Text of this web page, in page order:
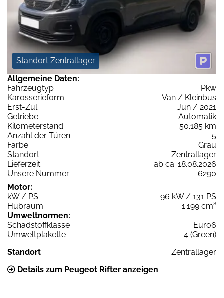
Standort Zentrallager
Allgemeine Daten:
Fahrzeugtyp
Pkw
Karosserieform
Van / Kleinbus
Erst-Zul.
Jun / 2021
Getriebe
Automatik
Kilometerstand
50.185 km
Anzahl der Türen
5
Farbe
Grau
Standort
Zentrallager
Lieferzeit
ab ca. 18.08.2026
Unsere Nummer
6290
Motor:
kW / PS
96 kW / 131 PS
Hubraum
1.199 cm³
Umweltnormen:
Schadstoffklasse
Euro6
Umweltplakette
4 (Green)
Standort
Zentrallager
Details zum Peugeot Rifter anzeigen